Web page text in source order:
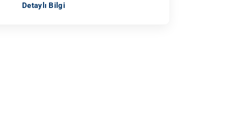
Detaylı Bilgi